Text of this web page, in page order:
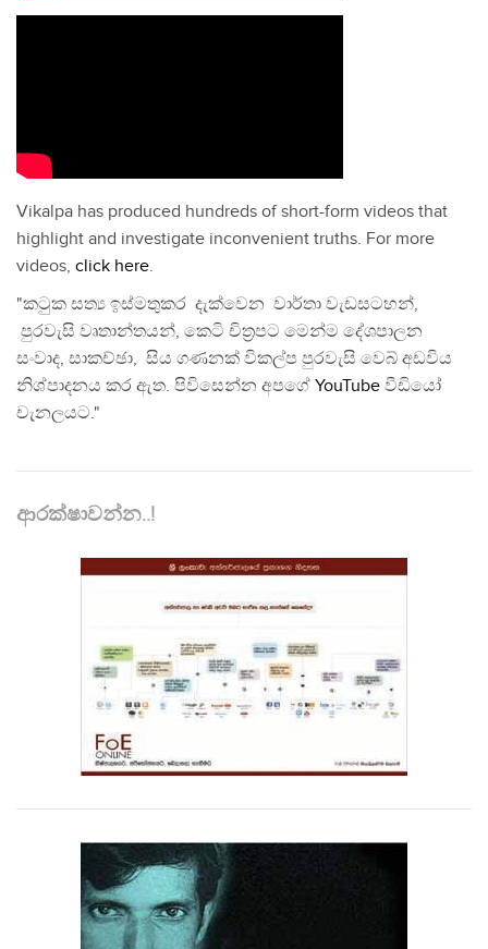
Vikalpa has produced hundreds of short-form videos that
highlight and investigate inconvenient truths. For more
videos, click here.
"කටුක සත්‍ය ඉස්මතුකර දැක්වෙන වාර්තා වැඩසටහන්,
පුරවැසි වෘතාන්තයන්, කෙටි චිත්‍රපට මෙන්ම දේශපාලන
සංවාද, සාකච්ඡා, සිය ගණනක් විකල්ප පුරවැසි වෙබ් අඩවිය
නිශ්පාදනය කර ඇත. පිවිසෙන්න අපගේ YouTube වීඩියෝ
චැනලයට."
ආරක්ෂාවන්න..!